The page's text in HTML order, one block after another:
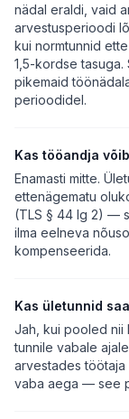
nädal eraldi, vaid
arvestusperioodi
kui normtunnid
1,5-kordse
pikemaid
perioodidel.
Kas tööandja
Enamasti mitte.
ettenägematu
(TLS § 44 lg 2) —
ilma eelneva
kompenseerida.
Kas ületunnid
Jah, kui pooled nii
tunnile vabale
arvestades
vaba aega — see